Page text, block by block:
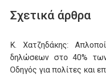
Σχετικά άρθρα
Κ. Χατζηδάκης:
δηλώσεων στο 40%
Οδηγός για πολίτες και